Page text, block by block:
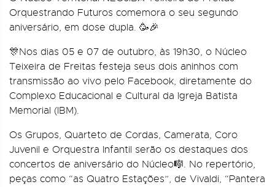
Orquestrando Futuros comemora o seu segundo
aniversário, em dose dupla. 🥳🎉
🎊Nos dias 05 e 07 de outubro, às 19h30, o Núcleo
Teixeira de Freitas festeja seus dois aninhos com
transmissão ao vivo pelo Facebook, diretamente do
Complexo Educacional e Cultural da Igreja Batista
Memorial (IBM).
Os Grupos, Quarteto de Cordas, Camerata, Coro
Juvenil e Orquestra Infantil serão os destaques dos
concertos de aniversário do Núcleo🎼. No repertório,
peças como “as Quatro Estações”, de Vivaldi, “Pantera